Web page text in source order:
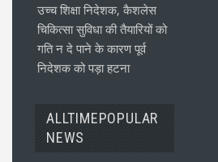
उच्च शिक्षा निदेशक, कैशलेस
चिकित्सा सुविधा की तैयारियों को
गति न दे पाने के कारण पूर्व
निदेशक को पड़ा हटना
ALLTIMEPOPULAR
NEWS